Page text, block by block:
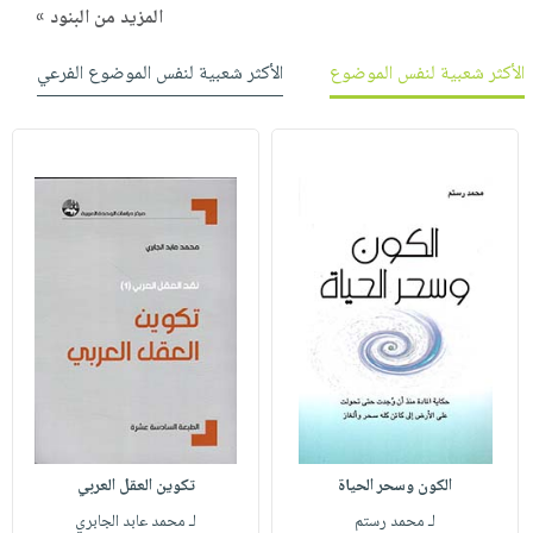
المزيد من البنود »
الأكثر شعبية لنفس الموضوع
الأكثر شعبية لنفس الموضوع الفرعي
الكون وسحر الحياة
لـ محمد رستم
تكوين العقل العربي
لـ محمد عابد الجابري